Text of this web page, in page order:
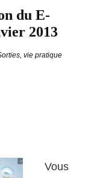
du E-
2013
, vie pratique
Vous